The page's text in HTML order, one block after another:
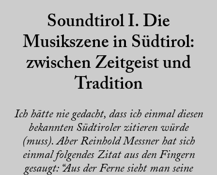
Soundtirol I. Die
Musikszene in Südtirol:
zwischen Zeitgeist und
Tradition
Ich hätte nie gedacht, dass ich einmal diesen
bekannten Südtiroler zitieren würde
(muss). Aber Reinhold Messner hat sich
einmal folgendes Zitat aus den Fingern
gesaugt: “Aus der Ferne sieht man seine